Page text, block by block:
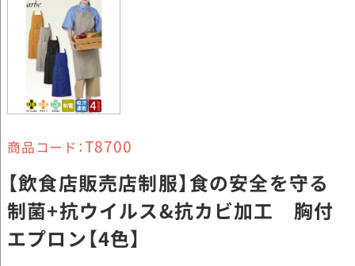
商品コード：T8700
【飲食店販売店制服】食の安全を守る
制菌+抗ウイルス&抗カビ加工 胸付
エプロン【4色】